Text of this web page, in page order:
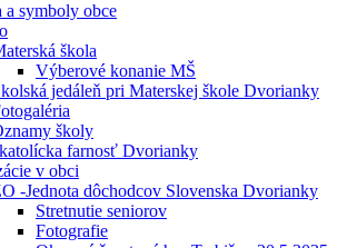
a symboly obce
škola
Výberové konanie MŠ
jedáleň pri Materskej škole Dvorianky
školy
farnosť Dvorianky
v obci
-Jednota dôchodcov Slovenska Dvorianky
Stretnutie seniorov
Fotografie